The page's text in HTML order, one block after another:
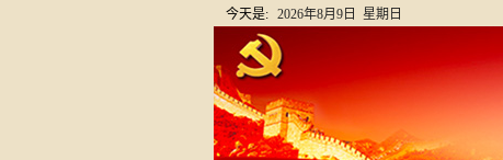
今天是: 2026年8月9日 星期日